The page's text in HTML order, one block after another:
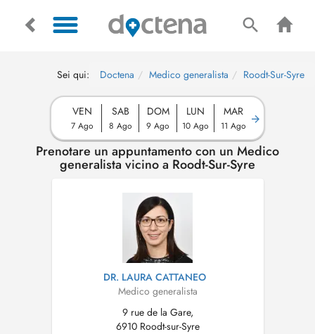
Sei qui: Doctena Medico generalista Roodt-Sur-Syre
VEN
7 Ago
SAB
8 Ago
DOM
9 Ago
LUN
10 Ago
MAR
11 Ago
Prenotare un appuntamento con un Medico
generalista vicino a Roodt-Sur-Syre
DR. LAURA CATTANEO
Medico generalista
9 rue de la Gare,
6910 Roodt-sur-Syre